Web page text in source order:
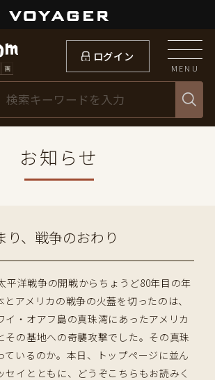
ログイン
MENU
お知らせ
り、戦争のおわり
平洋戦争の開戦からちょうど80年目の年
とアメリカの戦争の火蓋を切ったのは、
イ・オアフ島の真珠湾にあったアメリカ
その基地への奇襲攻撃でした。その真珠
ているのか。本日、トップページに並ん
セイとともに、どうぞこちらもお読みく